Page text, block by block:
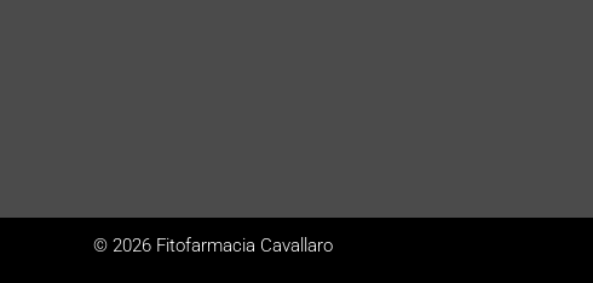
© 2026 Fitofarmacia Cavallaro